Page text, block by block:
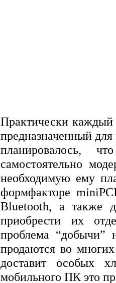
Практически
предназначенный
планировалось,
самостоятельно
необходимую ему
формфакторе
Bluetooth, а также
приобрести их
проблема “добычи”
продаются во
доставит особых
мобильного ПК это